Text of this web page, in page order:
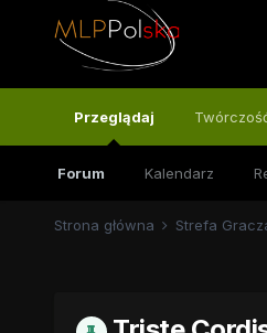
Przeglądaj
Forum Kalendarz
Strona główna Strefa